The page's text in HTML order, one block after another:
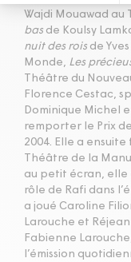
Wajdi Mouawad au
bas de Koulsy
nuit des rois de
Monde, Les
Théâtre du
Florence Cestac,
Dominique Michel
remporter le Prix
2004. Elle a
Théâtre de la
au petit écran, elle
rôle de Rafi dans
a joué Caroline
Larouche et
Fabienne
l’émission